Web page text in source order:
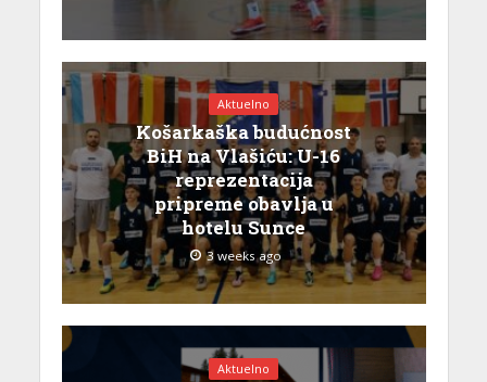
Aktuelno
Košarkaška budućnost
BiH na Vlašiću: U-16
reprezentacija
pripreme obavlja u
hotelu Sunce
3 weeks ago
Aktuelno